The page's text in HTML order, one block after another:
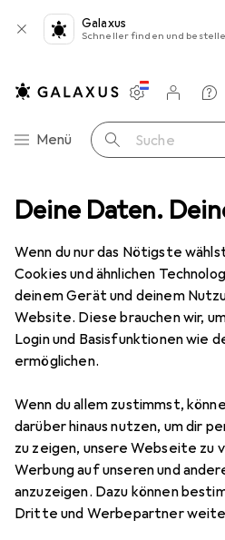
Deine Daten.
Wenn du nur das Nötigste
Cookies und ähnlichen
deinem Gerät und deinem
Website. Diese brauchen wir,
Login und Basisfunktionen wie
ermöglichen.
Wenn du allem zustimmst,
darüber hinaus nutzen, um dir
zu zeigen, unsere Webseite zu
Werbung auf unseren und
anzuzeigen. Dazu können
Dritte und Werbepartner
Galaxus
Schneller finden und
Navigation nach Kategorien
Menü Suche
Einstellungen
Kundenkonto
Vergleichslisten
Merklisten
Warenkorb
Messgeräte Wetterstation
5
Mebus Funk-
EUR
31,01
Bewertungen